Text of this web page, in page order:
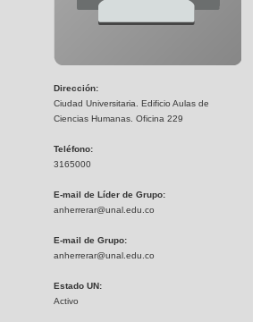
Dirección:
Ciudad Universitaria. Edificio Aulas de
Ciencias Humanas. Oficina 229
Teléfono:
3165000
E-mail de Líder de Grupo:
anherrerar@unal.edu.co
E-mail de Grupo:
anherrerar@unal.edu.co
Estado UN:
Activo